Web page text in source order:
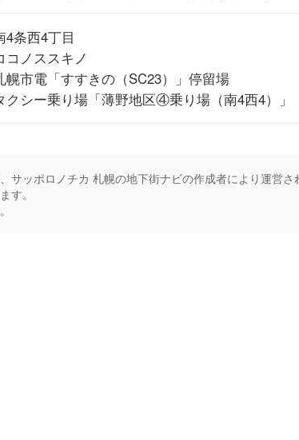
4条西4丁目
コノススキノ
幌市電「すすきの（SC23）」停留場
クシー乗り場「薄野地区④乗り場（南4西4）」
サッポロノチカ 札幌の地下街ナビの作成者により運営さ
す。